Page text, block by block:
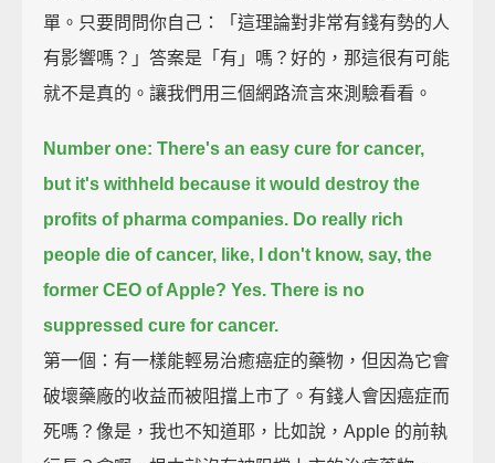
單。只要問問你自己：「這理論對非常有錢有勢的人
有影響嗎？」答案是「有」嗎？好的，那這很有可能
就不是真的。讓我們用三個網路流言來測驗看看。
Number one: There's an easy cure for cancer,
but it's withheld because it would destroy the
profits of pharma companies. Do really rich
people die of cancer, like, I don't know, say, the
former CEO of Apple? Yes. There is no
suppressed cure for cancer.
第一個：有一樣能輕易治癒癌症的藥物，但因為它會
破壞藥廠的收益而被阻擋上市了。有錢人會因癌症而
死嗎？像是，我也不知道耶，比如說，Apple 的前執